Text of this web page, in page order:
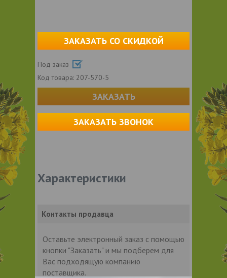
ЗАКАЗАТЬ СО СКИДКОЙ
Под заказ
Код товара: 207-570-5
ЗАКАЗАТЬ
ЗАКАЗАТЬ ЗВОНОК
Характеристики
Контакты продавца
Оставьте электронный заказ с помощью
кнопки "Заказать" и мы подберем для
Вас подходящую компанию
поставщика.